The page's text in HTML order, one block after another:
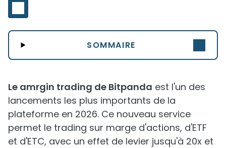
SOMMAIRE
Le amrgin trading de Bitpanda est l'un des
lancements les plus importants de la
plateforme en 2026. Ce nouveau service
permet le trading sur marge d'actions, d'ETF
et d'ETC, avec un effet de levier jusqu'à 20x et